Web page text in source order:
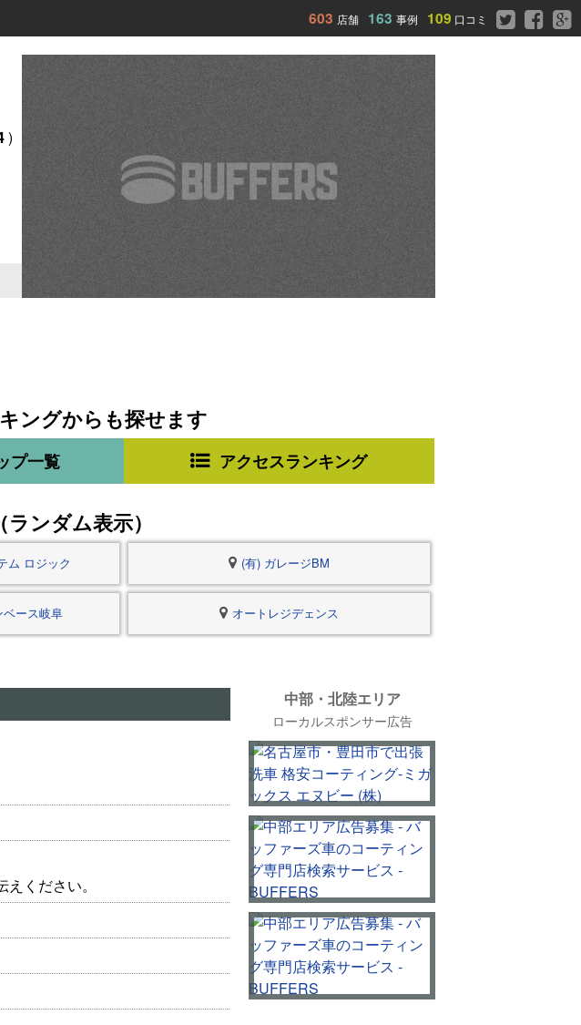
603 店舗 163 事例 109 口コミ
)
ングからも探せます
プ一覧 アクセスランキング
ンダム表示）
ム ロジック (有) ガレージBM
ベース岐阜 オートレジデェンス
ください。
中部・北陸エリア
ローカルスポンサー広告